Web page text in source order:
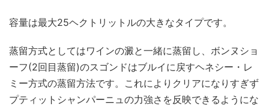
容量は最大25ヘクトリットルの大きなタイプです。
蒸留方式としてはワインの澱と一緒に蒸留し、ボンヌショ
ーフ(2回目蒸留)のスゴンドはブルイに戻すヘネシー・レ
ミー方式の蒸留方法です。これによりクリアになりすぎず
プティットシャンパーニュの力強さを反映できるようにな